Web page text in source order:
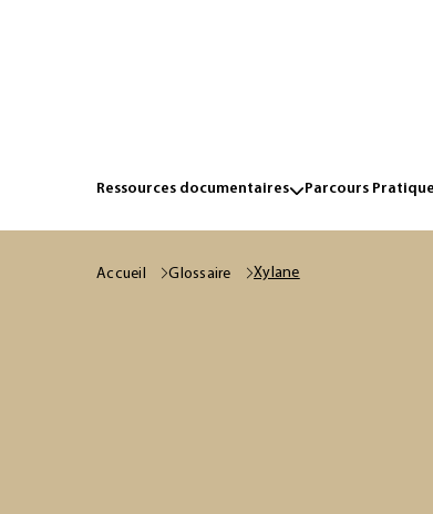
Ressources documentaires Parcours
Accueil Glossaire Xylane